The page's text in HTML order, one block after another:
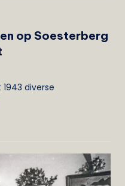
op Soesterberg
diverse